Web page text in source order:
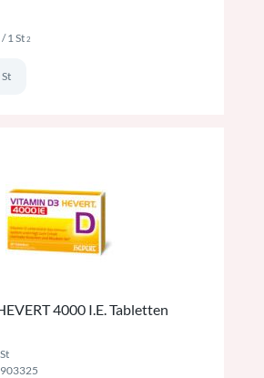
inkl. MwSt. ggf. zzgl. Versand
/ 1 St 2Preise inkl. MwSt. ggf. zzgl. Versand
4000 I.E. Tabletten